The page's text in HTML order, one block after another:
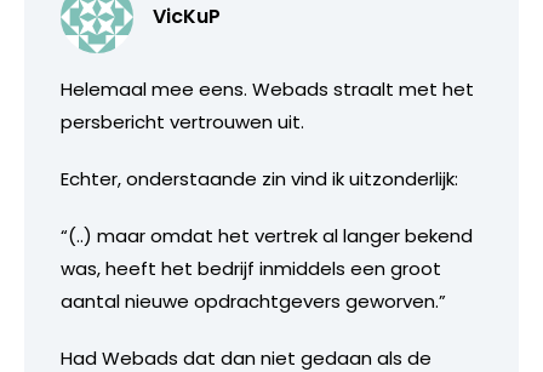
VicKuP
Helemaal mee eens. Webads straalt met het
persbericht vertrouwen uit.
Echter, onderstaande zin vind ik uitzonderlijk:
“(..) maar omdat het vertrek al langer bekend
was, heeft het bedrijf inmiddels een groot
aantal nieuwe opdrachtgevers geworven.”
Had Webads dat dan niet gedaan als de